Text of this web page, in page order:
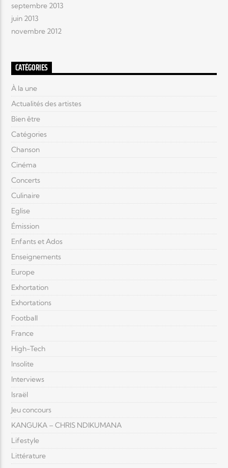
septembre 2013
juin 2013
novembre 2012
CATÉGORIES
À la une
Actualités des artistes
Bien être
Catégories
Chanson
Cinéma
Concerts
Culinaire
Eglise
Émission
Enfants et Ados
Enseignements
Europe
Exhortation
Exhortations
Football
France
High-Tech
Insolite
Interviews
Israël
Jeu concours
KANGUKA – CHRIS NDIKUMANA
Lifestyle
Littérature